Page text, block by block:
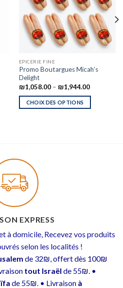
EPICERIE FINE
Promo Boutargues Micah’s
Delight
₪1,058.00– ₪1,944.00
CHOIX DES OPTIONS
EXPRESS
à domicile, Recevez vos produits
selon les localités !
de 32₪, offert dès 100₪
tout Israël de 55₪. •
de 55₪. • Livraison à